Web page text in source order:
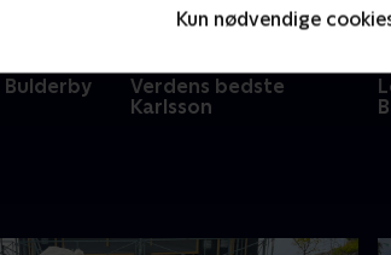
Kun nødvendige
Bulderby
Verdens bedste
Karlsson